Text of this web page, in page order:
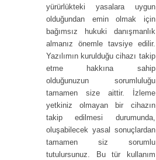
yürürlükteki yasalara uygun
olduğundan emin olmak için
bağımsız hukuki danışmanlık
almanız önemle tavsiye edilir.
Yazılımın kurulduğu cihazı takip
etme hakkına sahip
olduğunuzun sorumluluğu
tamamen size aittir. İzleme
yetkiniz olmayan bir cihazın
takip edilmesi durumunda,
oluşabilecek yasal sonuçlardan
tamamen siz sorumlu
tutulursunuz. Bu tür kullanım